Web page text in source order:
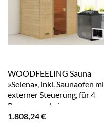
WOODFEELING Sauna
»Selena«, inkl. Saunaofen
externer Steuerung, für 4
Personen – beige
1.808,24€